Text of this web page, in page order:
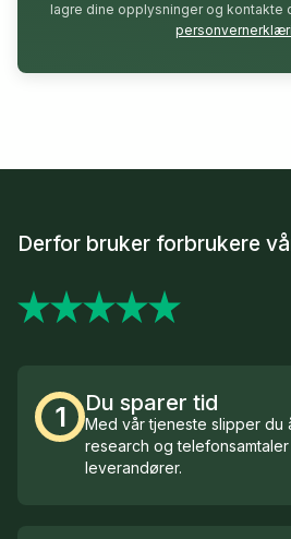
lagre dine opplysninger og kontakte
Derfor bruker forbrukere
1 Du sparer tid
Med vår tjeneste slipper du
research og
leverandører.